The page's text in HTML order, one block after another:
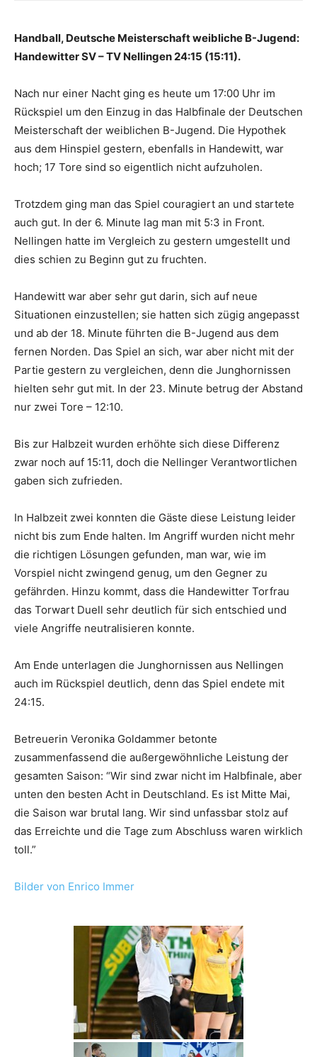
Handball, Deutsche Meisterschaft weibliche B-Jugend:
Handewitter SV – TV Nellingen 24:15 (15:11).
Nach nur einer Nacht ging es heute um 17:00 Uhr im
Rückspiel um den Einzug in das Halbfinale der Deutschen
Meisterschaft der weiblichen B-Jugend. Die Hypothek
aus dem Hinspiel gestern, ebenfalls in Handewitt, war
hoch; 17 Tore sind so eigentlich nicht aufzuholen.
Trotzdem ging man das Spiel couragiert an und startete
auch gut. In der 6. Minute lag man mit 5:3 in Front.
Nellingen hatte im Vergleich zu gestern umgestellt und
dies schien zu Beginn gut zu fruchten.
Handewitt war aber sehr gut darin, sich auf neue
Situationen einzustellen; sie hatten sich zügig angepasst
und ab der 18. Minute führten die B-Jugend aus dem
fernen Norden. Das Spiel an sich, war aber nicht mit der
Partie gestern zu vergleichen, denn die Junghornissen
hielten sehr gut mit. In der 23. Minute betrug der Abstand
nur zwei Tore – 12:10.
Bis zur Halbzeit wurden erhöhte sich diese Differenz
zwar noch auf 15:11, doch die Nellinger Verantwortlichen
gaben sich zufrieden.
In Halbzeit zwei konnten die Gäste diese Leistung leider
nicht bis zum Ende halten. Im Angriff wurden nicht mehr
die richtigen Lösungen gefunden, man war, wie im
Vorspiel nicht zwingend genug, um den Gegner zu
gefährden. Hinzu kommt, dass die Handewitter Torfrau
das Torwart Duell sehr deutlich für sich entschied und
viele Angriffe neutralisieren konnte.
Am Ende unterlagen die Junghornissen aus Nellingen
auch im Rückspiel deutlich, denn das Spiel endete mit
24:15.
Betreuerin Veronika Goldammer betonte
zusammenfassend die außergewöhnliche Leistung der
gesamten Saison: “Wir sind zwar nicht im Halbfinale, aber
unten den besten Acht in Deutschland. Es ist Mitte Mai,
die Saison war brutal lang. Wir sind unfassbar stolz auf
das Erreichte und die Tage zum Abschluss waren wirklich
toll.”
Bilder von Enrico Immer